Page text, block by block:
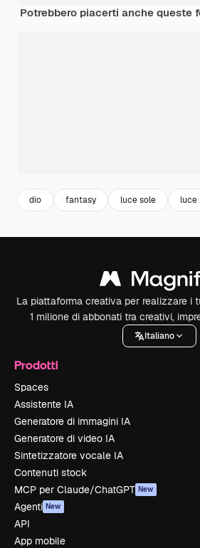
Potrebbero piacerti anche queste
dio fantasy luce sole luce
La piattaforma creativa per realizzare i
1 milione di abbonati tra creativi,
Italiano
Prodotti
Spaces
Assistente IA
Generatore di immagini IA
Generatore di video IA
Sintetizzatore vocale IA
Contenuti stock
MCP per Claude/ChatGPT New
Agenti New
API
App mobile